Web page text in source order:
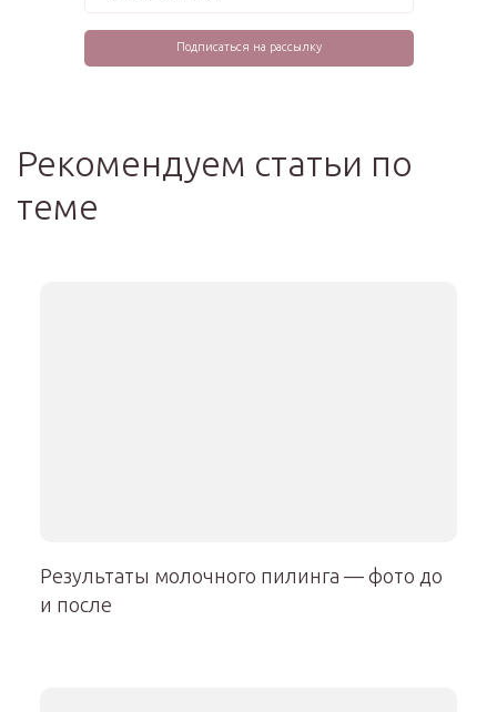
Рекомендуем статьи по
теме
Результаты молочного пилинга — фото до
и после